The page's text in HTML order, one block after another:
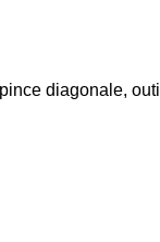
diagonale, outil